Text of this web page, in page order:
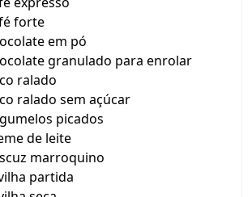
forte
em pó
granulado para enrolar
ralado
ralado sem açúcar
picados
de leite
marroquino
partida